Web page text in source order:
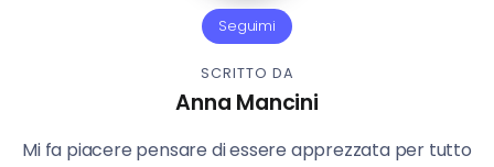
Seguimi
SCRITTO DA
Anna Mancini
Mi fa piacere pensare di essere apprezzata per tutto